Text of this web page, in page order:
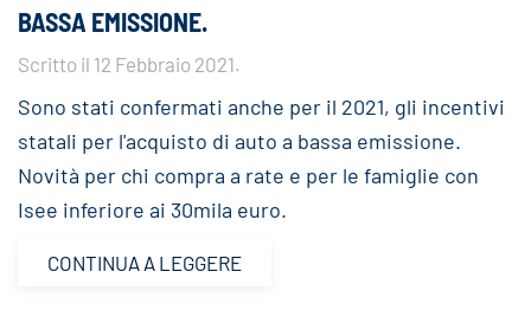
BASSA EMISSIONE.
Scritto il 12 Febbraio 2021.
Sono stati confermati anche per il 2021, gli incentivi
statali per l'acquisto di auto a bassa emissione.
Novità per chi compra a rate e per le famiglie con
Isee inferiore ai 30mila euro.
CONTINUA A LEGGERE